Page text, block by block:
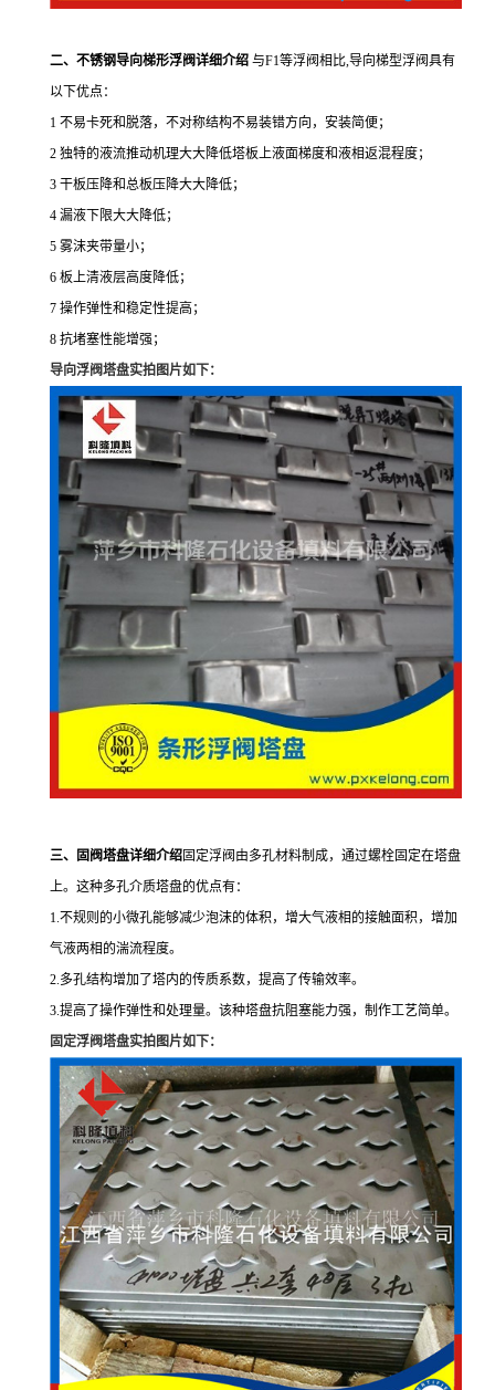
二、不锈钢导向梯形浮阀详细介绍 与F1等浮阀相比,导向梯型浮阀具有
以下优点：
1 不易卡死和脱落，不对称结构不易装错方向，安装简便；
2 独特的液流推动机理大大降低塔板上液面梯度和液相返混程度；
3 干板压降和总板压降大大降低；
4 漏液下限大大降低；
5 雾沫夹带量小；
6 板上清液层高度降低；
7 操作弹性和稳定性提高；
8 抗堵塞性能增强；
导向浮阀塔盘实拍图片如下：
三、固阀塔盘详细介绍固定浮阀由多孔材料制成，通过螺栓固定在塔盘
上。这种多孔介质塔盘的优点有：
1.不规则的小微孔能够减少泡沫的体积，增大气液相的接触面积，增加
气液两相的湍流程度。
2.多孔结构增加了塔内的传质系数，提高了传输效率。
3.提高了操作弹性和处理量。该种塔盘抗阻塞能力强，制作工艺简单。
固定浮阀塔盘实拍图片如下：